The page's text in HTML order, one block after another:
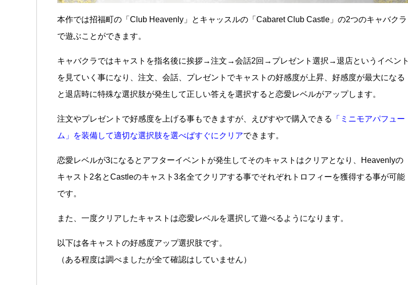
本作では招福町の「Club Heavenly」とキャッスルの「Cabaret Club Castle」の2つのキャバクラ
で遊ぶことができます。
キャバクラではキャストを指名後に挨拶→注文→会話2回→プレゼント選択→退店というイベント
を見ていく事になり、注文、会話、プレゼントでキャストの好感度が上昇、好感度が最大になる
と退店時に特殊な選択肢が発生して正しい答えを選択すると恋愛レベルがアップします。
注文やプレゼントで好感度を上げる事もできますが、えびすやで購入できる
「ミニモアパフュー
ム」を装備して適切な選択肢を選べばすぐにクリアできます。
恋愛レベルが3になるとアフターイベントが発生してそのキャストはクリアとなり、Heavenlyの
キャスト2名とCastleのキャスト3名全てクリアする事でそれぞれトロフィーを獲得する事が可能
です。
また、一度クリアしたキャストは恋愛レベルを選択して遊べるようになります。
以下は各キャストの好感度アップ選択肢です。
（ある程度は調べましたが全て確認はしていません）